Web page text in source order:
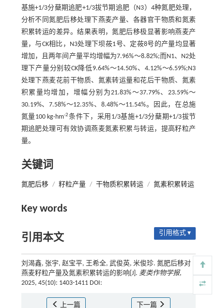
基施+1/3分蘖期追肥+1/3拔节期追肥（N3）4种氮肥处理，
分析不同氮肥后移处理下燕麦产量、各器官干物质和氮素
积累转运的差异。结果表明，氮肥后移极显著影响燕麦产
量，与CK相比，N3处理下坝莜1号、定莜8号的产量均显著
增加，且两年间产量平均增幅为7.96%～8.82%;而N1、N2处
理下产量分别较CK降低9.64%～14.50%、4.12%～6.59%;N3
处理下燕麦花前干物质、氮素转运量和花后干物质、氮素
积累量均增加，增幅分别为21.83%～37.79%、23.59%～
30.19%、7.58%～12.35%、8.48%～11.54%。因此，在总施
氮量100 kg·hm-2条件下，采用1/3基施+1/3分蘖期+1/3拔节
期追肥处理可有效协调燕麦氮素积累与转运，提高籽粒产
量。
关键词
氮肥后移 / 籽粒产量 / 干物质积累转运 / 氮素积累转运
Key words
引用本文 引用格式 ▾
刘渴鑫, 张宇, 赵宝平, 王希全, 武俊英, 米俊珍. 氮肥后移对
燕麦籽粒产量及氮素积累转运的影响[J]. 麦类作物学报,
2025, 45(10): 1403-1411 DOI:
上一篇 下一篇